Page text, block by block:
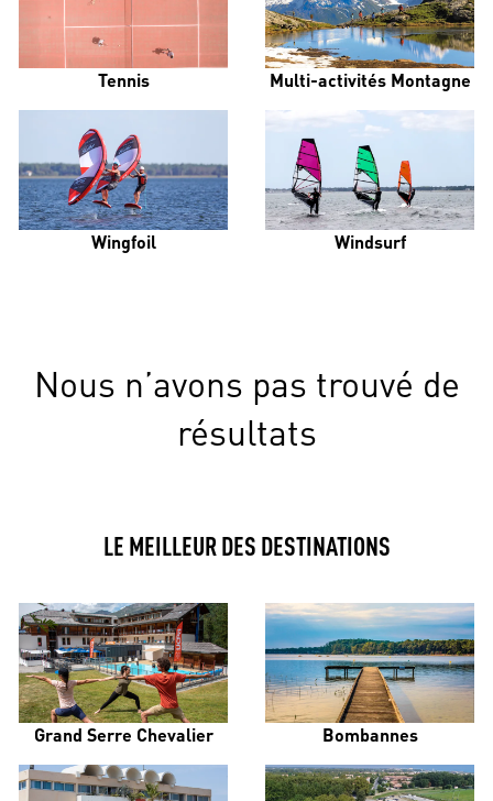
Tennis Multi-activités Montagne
Wingfoil Windsurf
Nous n’avons pas trouvé de
résultats
LE MEILLEUR DES DESTINATIONS
Grand Serre Chevalier Bombannes